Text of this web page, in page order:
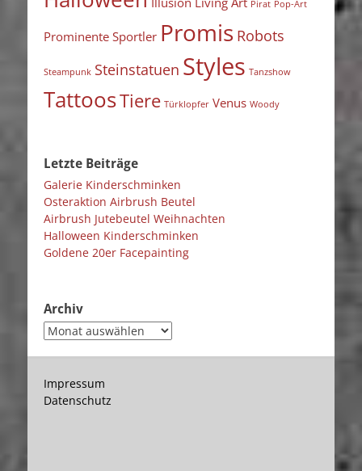
Pirat Pop-Art
Prominente Sportler Promis Robots
Steampunk Steinstatuen Styles Tanzshow
TattoosTiere Türklopfer Venus Woody
Letzte Beiträge
Galerie Kinderschminken
Osteraktion Airbrush Beutel
Airbrush Jutebeutel Weihnachten
Halloween Kinderschminken
Goldene 20er Facepainting
Archiv
Archiv
Impressum
Datenschutz